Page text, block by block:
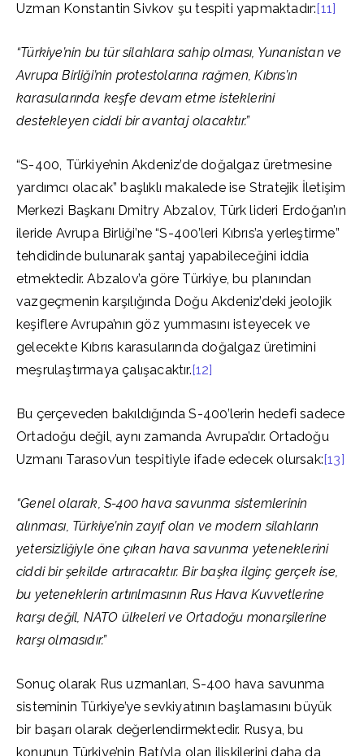
Uzman Konstantin Sivkov şu tespiti yapmaktadır:[11]
“Türkiye’nin bu tür silahlara sahip olması, Yunanistan ve
Avrupa Birliği’nin protestolarına rağmen, Kıbrıs’ın
karasularında keşfe devam etme isteklerini
destekleyen ciddi bir avantaj olacaktır.”
“S-400, Türkiye’nin Akdeniz’de doğalgaz üretmesine
yardımcı olacak” başlıklı makalede ise Stratejik İletişim
Merkezi Başkanı Dmitry Abzalov, Türk lideri Erdoğan’ın
ileride Avrupa Birliği’ne “S-400’leri Kıbrıs’a yerleştirme”
tehdidinde bulunarak şantaj yapabileceğini iddia
etmektedir. Abzalov’a göre Türkiye, bu planından
vazgeçmenin karşılığında Doğu Akdeniz’deki jeolojik
keşiflere Avrupa’nın göz yummasını isteyecek ve
gelecekte Kıbrıs karasularında doğalgaz üretimini
meşrulaştırmaya çalışacaktır.[12]
Bu çerçeveden bakıldığında S-400’lerin hedefi sadece
Ortadoğu değil, aynı zamanda Avrupa’dır. Ortadoğu
Uzmanı Tarasov’un tespitiyle ifade edecek olursak:[13]
“Genel olarak, S-400 hava savunma sistemlerinin
alınması, Türkiye’nin zayıf olan ve modern silahların
yetersizliğiyle öne çıkan hava savunma yeteneklerini
ciddi bir şekilde artıracaktır. Bir başka ilginç gerçek ise,
bu yeteneklerin artırılmasının Rus Hava Kuvvetlerine
karşı değil, NATO ülkeleri ve Ortadoğu monarşilerine
karşı olmasıdır.”
Sonuç olarak Rus uzmanları, S-400 hava savunma
sisteminin Türkiye’ye sevkiyatının başlamasını büyük
bir başarı olarak değerlendirmektedir. Rusya, bu
konunun Türkiye’nin Batı’yla olan ilişkilerini daha da